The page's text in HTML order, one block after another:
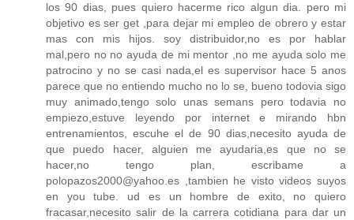
los 90 dias, pues quiero hacerme rico algun dia. pero mi
objetivo es ser get ,para dejar mi empleo de obrero y estar
mas con mis hijos. soy distribuidor,no es por hablar
mal,pero no no ayuda de mi mentor ,no me ayuda solo me
patrocino y no se casi nada,el es supervisor hace 5 anos
parece que no entiendo mucho no lo se, bueno todovia sigo
muy animado,tengo solo unas semans pero todavia no
empiezo,estuve leyendo por internet e mirando hbn
entrenamientos, escuhe el de 90 dias,necesito ayuda de
que puedo hacer, alguien me ayudaria,es que no se
hacer,no tengo plan, escribame a
polopazos2000@yahoo.es ,tambien he visto videos suyos
en you tube. ud es un hombre de exito, no quiero
fracasar,necesito salir de la carrera cotidiana para dar un